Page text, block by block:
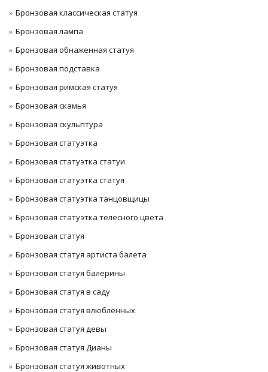
Бронзовая классическая статуя
Бронзовая лампа
Бронзовая обнаженная статуя
Бронзовая подставка
Бронзовая римская статуя
Бронзовая скамья
Бронзовая скульптура
Бронзовая статуэтка
Бронзовая статуэтка статуи
Бронзовая статуэтка статуя
Бронзовая статуэтка танцовщицы
Бронзовая статуэтка телесного цвета
Бронзовая статуя
Бронзовая статуя артиста балета
Бронзовая статуя балерины
Бронзовая статуя в саду
Бронзовая статуя влюбленных
Бронзовая статуя девы
Бронзовая статуя Дианы
Бронзовая статуя животных